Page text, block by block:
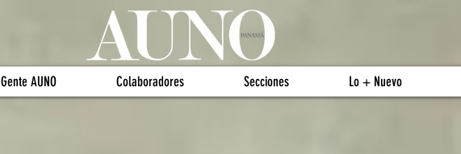
Gente AUNO Colaboradores Secciones Lo + Nuevo